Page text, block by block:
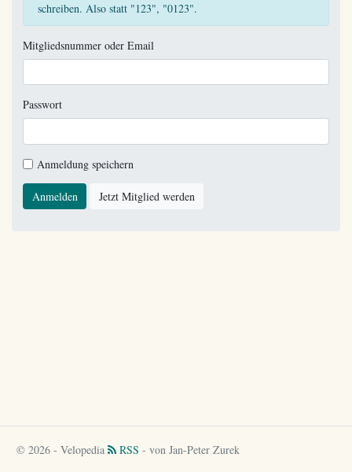
schreiben. Also statt "123", "0123".
Mitgliedsnummer oder Email
Passwort
Anmeldung speichern
Anmelden Jetzt Mitglied werden
© 2026 - Velopedia RSS - von Jan-Peter Zurek